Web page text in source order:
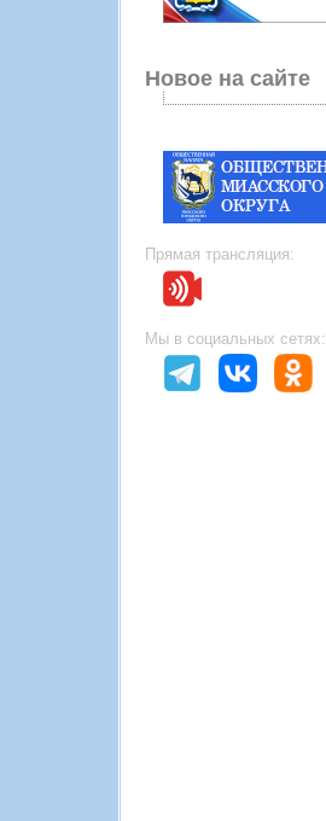
Новое на сайте
Прямая трансляция:
Мы в социальных сетях: